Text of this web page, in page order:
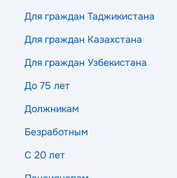
Для граждан Таджикистана
Для граждан Казахстана
Для граждан Узбекистана
До 75 лет
Должникам
Безработным
С 20 лет